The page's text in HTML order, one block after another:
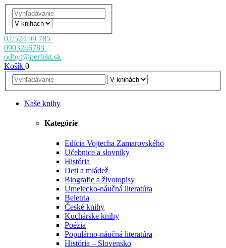
02/524 99 785
0903246783
odbyt@perfekt.sk
Košík 0
Naše knihy
Kategórie
Edícia Vojtecha Zamarovského
Učebnice a slovníky
História
Deti a mládež
Biografie a životopisy
Umelecko-náučná literatúra
Beletria
České knihy
Kuchárske knihy
Poézia
Populárno-náučná literatúra
História – Slovensko